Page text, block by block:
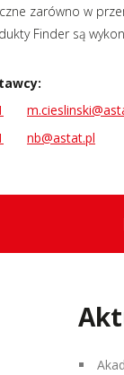
zarówno w
Finder są
nb@astat.pl